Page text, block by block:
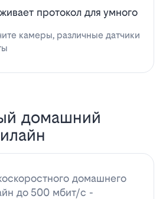
протокол для умного
камеры, различные датчики
домашний
домашнего
до 500 мбит/с -